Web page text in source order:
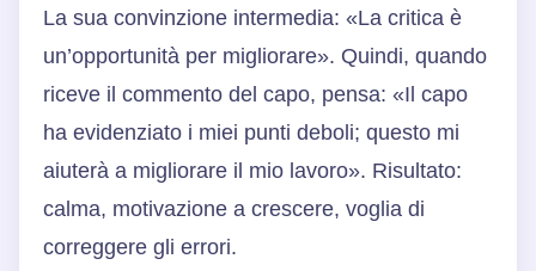
La sua convinzione intermedia: «La critica è
un’opportunità per migliorare». Quindi, quando
riceve il commento del capo, pensa: «Il capo
ha evidenziato i miei punti deboli; questo mi
aiuterà a migliorare il mio lavoro». Risultato:
calma, motivazione a crescere, voglia di
correggere gli errori.